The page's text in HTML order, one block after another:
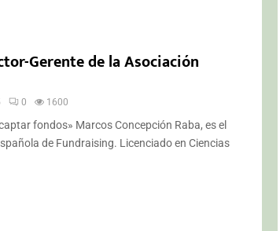
Gerente de la Asociación
0 1600
fondos» Marcos Concepción Raba, es el
de Fundraising. Licenciado en Ciencias